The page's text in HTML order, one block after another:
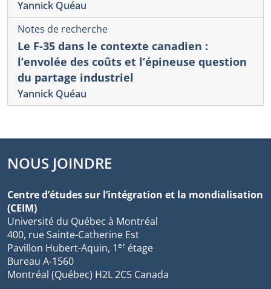
Yannick Quéau
Notes de recherche
Le F-35 dans le contexte canadien :
l’envolée des coûts et l’épineuse question
du partage industriel
Yannick Quéau
NOUS JOINDRE
Centre d’études sur l’intégration et la mondialisation
(CEIM)
Université du Québec à Montréal
400, rue Sainte-Catherine Est
Pavillon Hubert-Aquin, 1er étage
Bureau A-1560
Montréal (Québec) H2L 2C5 Canada